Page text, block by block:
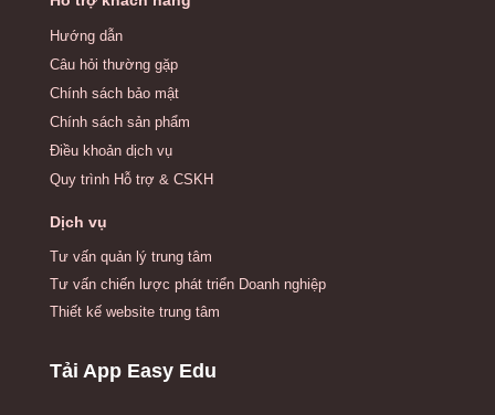
Hướng dẫn
Câu hỏi thường gặp
Chính sách bảo mật
Chính sách sản phẩm
Điều khoản dịch vụ
Quy trình Hỗ trợ & CSKH
Dịch vụ
Tư vấn quản lý trung tâm
Tư vấn chiến lược phát triển Doanh nghiệp
Thiết kế website trung tâm
Tải App Easy Edu